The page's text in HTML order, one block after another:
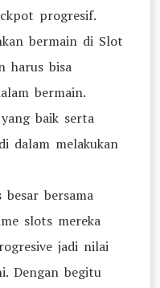
progresif.
bermain di Slot
harus bisa
bermain.
baik serta
dalam melakukan
bersama
slots mereka
jadi nilai
Dengan begitu